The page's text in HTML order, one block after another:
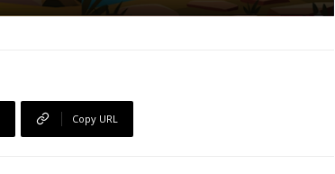
Copy URL